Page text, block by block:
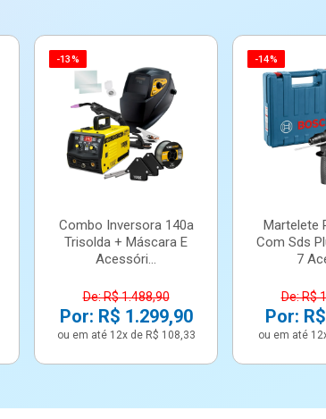
-13%
Combo Inversora 140a
Trisolda + Máscara E
Acessóri...
De: R$ 1.488,90
Por: R$ 1.299,90
ou em até 12x de R$ 108,33
-14%
Martelete
Com Sds
7
De: R$
Por:
ou em até